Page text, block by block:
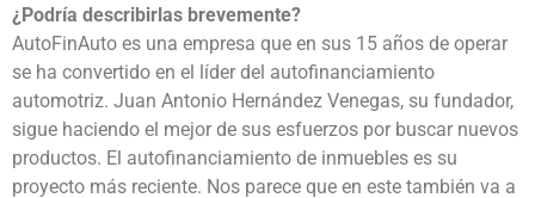
¿Podría describirlas brevemente?
AutoFinAuto es una empresa que en sus 15 años de operar
se ha convertido en el líder del autofinanciamiento
automotriz. Juan Antonio Hernández Venegas, su fundador,
sigue haciendo el mejor de sus esfuerzos por buscar nuevos
productos. El autofinanciamiento de inmuebles es su
proyecto más reciente. Nos parece que en este también va a